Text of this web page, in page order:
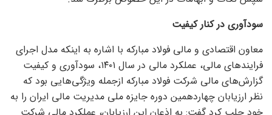
سودآوری در کنار کیفیت
معاون اقتصادی و مالی فولاد مبارکه با اشاره به اینکه مدل اجرای
فرایند‌های مالی، عملکرد مالی در سال ۱۴۰۱، سودآوری و کیفیت
گزارش‌های مالی شرکت فولاد مبارکه ازجمله ویژگی‌هایی بود که
نظر ارزیابان چهاردهمین دوره جایزه ملی مدیریت مالی ایران را به